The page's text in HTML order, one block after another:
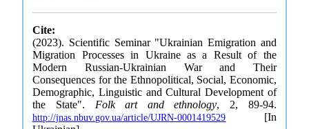
Cite:
(2023). Scientific Seminar "Ukrainian Emigration and
Migration Processes in Ukraine as a Result of the
Modern Russian-Ukrainian War and Their
Consequences for the Ethnopolitical, Social, Economic,
Demographic, Linguistic and Cultural Development of
the State". Folk art and ethnology, 2, 89-94.
http://jnas.nbuv.gov.ua/article/UJRN-0001419529 [In